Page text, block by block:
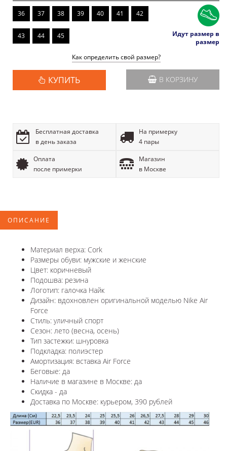
36 37 38 39 40 41 42
43 44 45
Идут размер в
размер
Как определить свой размер?
КУПИТЬ В КОРЗИНУ
Бесплатная доставка
в день заказа
На примерку
4 пары
Оплата
после примерки
Магазин
в Москве
ОПИСАНИЕ
Материал верха: Cork
Размеры обуви: мужские и женские
Цвет: коричневый
Подошва: резина
Логотип: галочка Найк
Дизайн: вдохновлен оригинальной моделью Nike Air
Force
Стиль: уличный спорт
Сезон: лето (весна, осень)
Тип застежки: шнуровка
Подкладка: полиэстер
Амортизация: вставка Air Force
Беговые: да
Наличие в магазине в Москве: да
Скидка - да
Доставка по Москве: курьером, 390 рублей